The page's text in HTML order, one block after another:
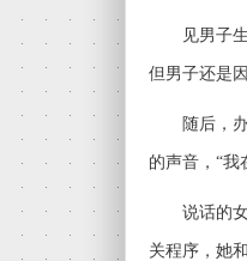
见男子生
但男子还是
随后，办
的声音，“我
说话的女
关程序，她